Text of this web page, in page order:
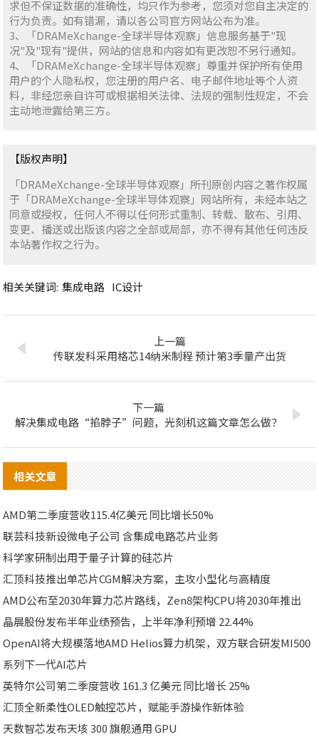
求但不保证数据的准确性，均只作为参考，您须对您自主决定的
行为负责。如有错漏，请以各公司官方网站公布为准。
3、「DRAMeXchange-全球半导体观察」信息服务基于"现
况"及"现有"提供，网站的信息和内容如有更改恕不另行通知。
4、「DRAMeXchange-全球半导体观察」尊重并保护所有使用
用户的个人隐私权，您注册的用户名、电子邮件地址等个人资
料，非经您亲自许可或根据相关法律、法规的强制性规定，不会
主动地泄露给第三方。
【版权声明】
「DRAMeXchange-全球半导体观察」所刊原创内容之著作权属
于「DRAMeXchange-全球半导体观察」网站所有，未经本站之
同意或授权，任何人不得以任何形式重制、转载、散布、引用、
变更、播送或出版该内容之全部或局部，亦不得有其他任何违反
本站著作权之行为。
相关关键词: 集成电路 IC设计
上一篇
传联发科采用格芯14纳米制程 预计第3季量产出货
下一篇
解决集成电路“掐脖子”问题，光刻机这篇文章怎么做？
相关文章
AMD第二季度营收115.4亿美元 同比增长50%
联芸科技新设微电子公司 含集成电路芯片业务
科学家研制出用于量子计算的硅芯片
汇顶科技推出单芯片CGM解决方案，主攻小型化与高精度
AMD公布至2030年算力芯片路线，Zen8架构CPU将2030年推出
晶晨股份发布半年业绩预告，上半年净利预增 22.44%
OpenAI将大规模落地AMD Helios算力机架，双方联合研发MI500
系列下一代AI芯片
英特尔公司第二季度营收 161.3 亿美元 同比增长 25%
汇顶全新柔性OLED触控芯片，赋能手游操作新体验
天数智芯发布天垓 300 旗舰通用 GPU